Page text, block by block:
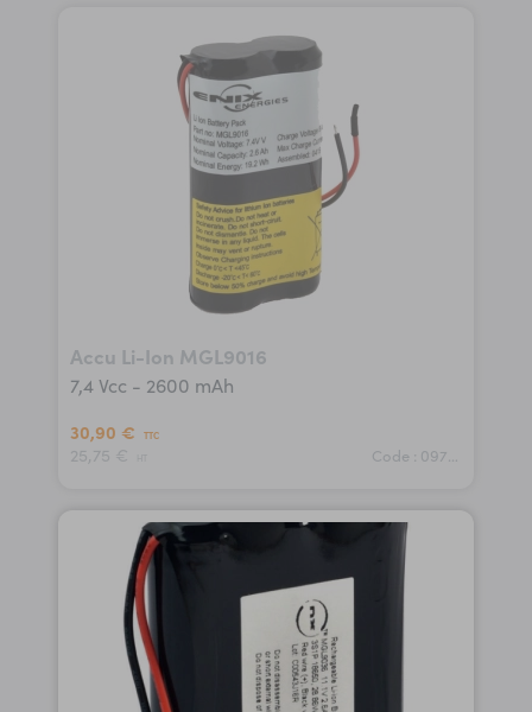
Accu Li-Ion MGL9016
7,4 Vcc - 2600 mAh
30,90 €
TTC
25,75 € Code : 09761